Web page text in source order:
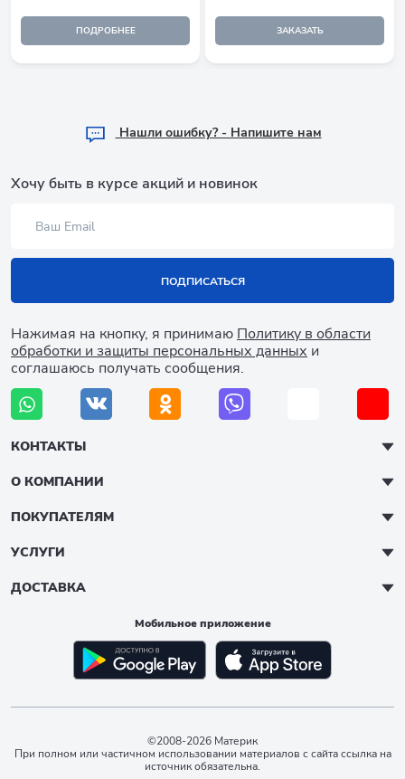
ПОДРОБНЕЕ ЗАКАЗАТЬ
Hашли ошибку? - Напишите нам
Хочу быть в курсе акций и новинок
ПОДПИСАТЬСЯ
Нажимая на кнопку, я принимаю Политику в области
обработки и защиты персональных данных и
соглашаюсь получать сообщения.
КОНТАКТЫ
О КОМПАНИИ
ПОКУПАТЕЛЯМ
УСЛУГИ
ДОСТАВКА
Мобильное приложение
©2008-2026 Материк
При полном или частичном использовании материалов с сайта ссылка на
источник обязательна.